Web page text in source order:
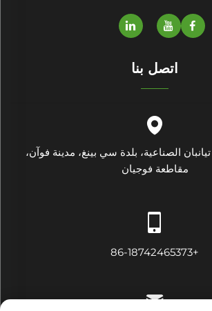
اتصل بنا
تيانبان الصناعية، بلدة سي بينغ، مدينة فوآن،
مقاطعة فوجيان
+86-18742465373